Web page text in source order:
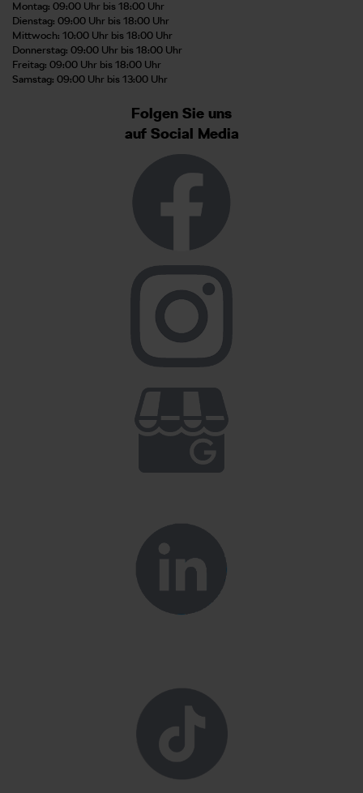
Montag: 09:00 Uhr bis 18:00 Uhr
Dienstag: 09:00 Uhr bis 18:00 Uhr
Mittwoch: 10:00 Uhr bis 18:00 Uhr
Donnerstag: 09:00 Uhr bis 18:00 Uhr
Freitag: 09:00 Uhr bis 18:00 Uhr
Samstag: 09:00 Uhr bis 13:00 Uhr
Folgen Sie uns
auf Social Media